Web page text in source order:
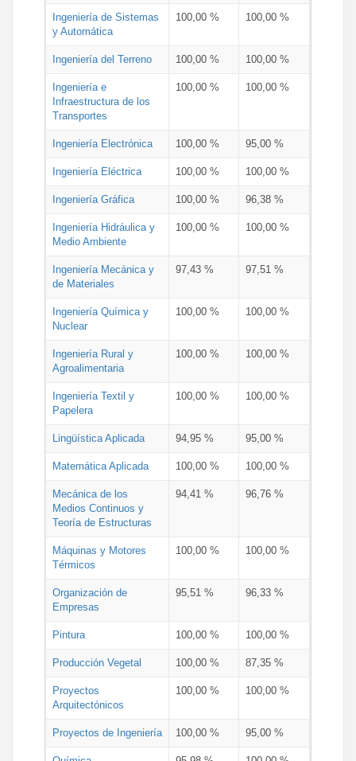
Ingeniería de Sistemas
y Automática
100,00 % 100,00 %
Ingeniería del Terreno 100,00 % 100,00 %
Ingeniería e
Infraestructura de los
Transportes
100,00 % 100,00 %
Ingeniería Electrónica 100,00 % 95,00 %
Ingeniería Eléctrica 100,00 % 100,00 %
Ingeniería Gráfica 100,00 % 96,38 %
Ingeniería Hidráulica y
Medio Ambiente
100,00 % 100,00 %
Ingeniería Mecánica y
de Materiales
97,43 % 97,51 %
Ingeniería Química y
Nuclear
100,00 % 100,00 %
Ingeniería Rural y
Agroalimentaria
100,00 % 100,00 %
Ingeniería Textil y
Papelera
100,00 % 100,00 %
Lingüística Aplicada 94,95 % 95,00 %
Matemática Aplicada 100,00 % 100,00 %
Mecánica de los
Medios Continuos y
Teoría de Estructuras
94,41 % 96,76 %
Máquinas y Motores
Térmicos
100,00 % 100,00 %
Organización de
Empresas
95,51 % 96,33 %
Pintura 100,00 % 100,00 %
Producción Vegetal 100,00 % 87,35 %
Proyectos
Arquitectónicos
100,00 % 100,00 %
Proyectos de Ingeniería 100,00 % 95,00 %